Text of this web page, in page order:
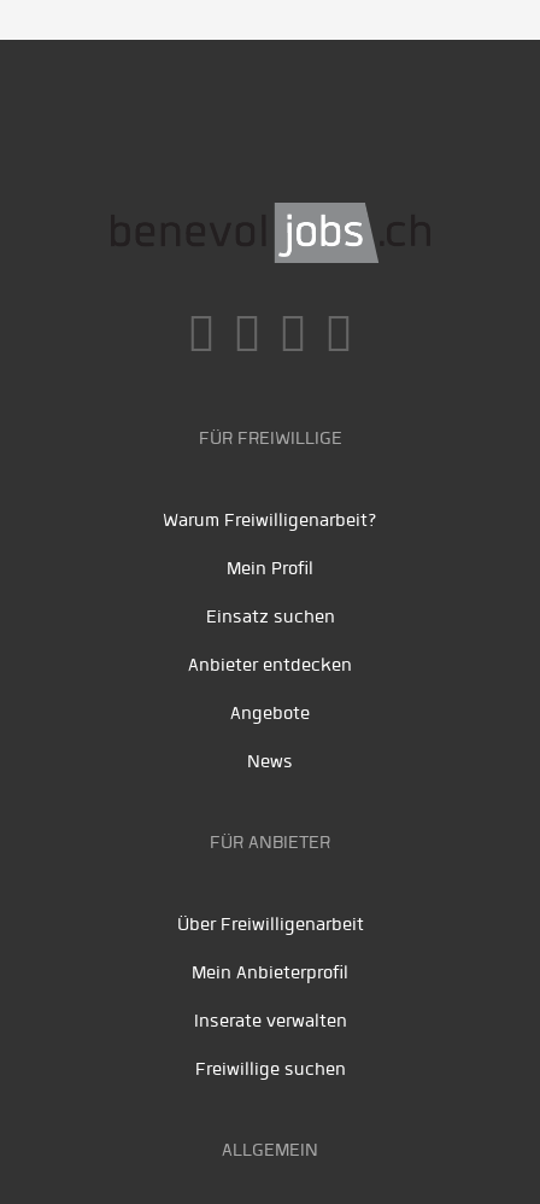
FÜR FREIWILLIGE
Warum Freiwilligenarbeit?
Mein Profil
Einsatz suchen
Anbieter entdecken
Angebote
News
FÜR ANBIETER
Über Freiwilligenarbeit
Mein Anbieterprofil
Inserate verwalten
Freiwillige suchen
ALLGEMEIN